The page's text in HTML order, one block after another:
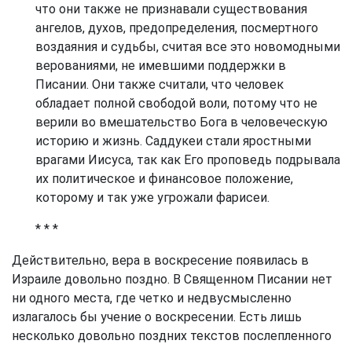
что они также не признавали существования
ангелов, духов, предопределения, посмертного
воздаяния и судьбы, считая все это новомодными
верованиями, не имевшими поддержки в
Писании. Они также считали, что человек
обладает полной свободой воли, потому что не
верили во вмешательство Бога в человеческую
историю и жизнь. Саддукеи стали яростными
врагами Иисуса, так как Его проповедь подрывала
их политическое и финансовое положение,
которому и так уже угрожали фарисеи.
* * *
Действительно, вера в воскресение появилась в
Израиле довольно поздно. В Священном Писании нет
ни одного места, где четко и недвусмысленно
излагалось бы учение о воскресении. Есть лишь
несколько довольно поздних текстов послепленного